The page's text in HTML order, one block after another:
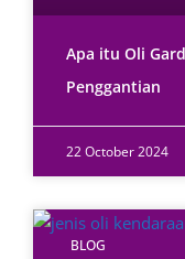
Apa itu Oli
Penggantian
22 October 2024
BLOG